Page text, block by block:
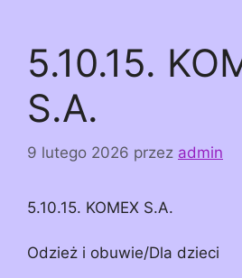
5.10.15.
S.A.
9 lutego 2026 przez admin
5.10.15. KOMEX S.A.
Odzież i obuwie/Dla dzieci